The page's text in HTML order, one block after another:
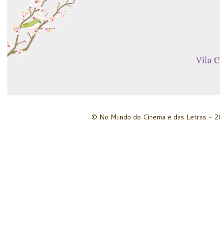
© No Mundo do Cinema e das Letras -